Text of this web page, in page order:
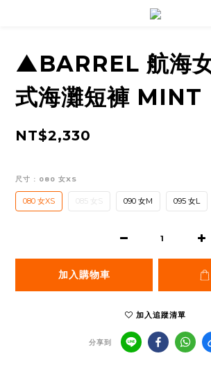
▲BARREL 航海
式海灘短褲 MINT
NT$2,330
尺寸 : 080 女XS
080 女XS 085 女S 090 女M 095 女L
加入購物車
加入追蹤清單
分享到